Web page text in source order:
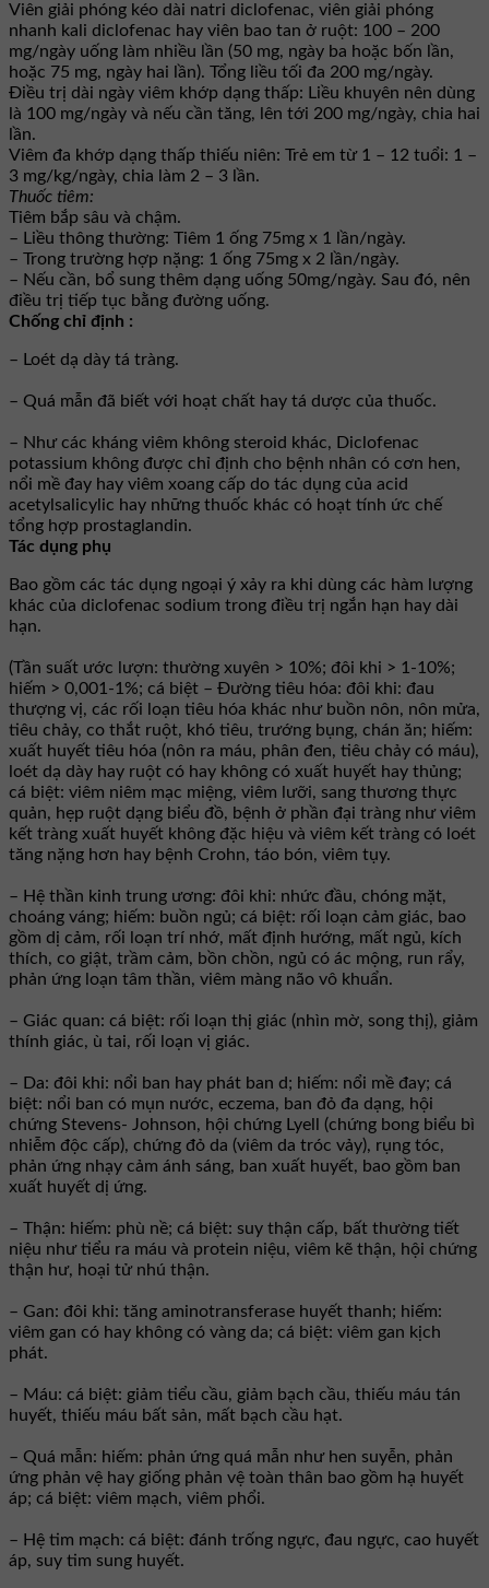
Viên giải phóng kéo dài natri diclofenac, viên giải phóng
nhanh kali diclofenac hay viên bao tan ở ruột: 100 – 200
mg/ngày uống làm nhiều lần (50 mg, ngày ba hoặc bốn lần,
hoặc 75 mg, ngày hai lần). Tổng liều tối đa 200 mg/ngày.
Ðiều trị dài ngày viêm khớp dạng thấp: Liều khuyên nên dùng
là 100 mg/ngày và nếu cần tăng, lên tới 200 mg/ngày, chia hai
lần.
Viêm đa khớp dạng thấp thiếu niên: Trẻ em từ 1 – 12 tuổi: 1 –
3 mg/kg/ngày, chia làm 2 – 3 lần.
Thuốc tiêm:
Tiêm bắp sâu và chậm.
– Liều thông thường: Tiêm 1 ống 75mg x 1 lần/ngày.
– Trong trường hợp nặng: 1 ống 75mg x 2 lần/ngày.
– Nếu cần, bổ sung thêm dạng uống 50mg/ngày. Sau đó, nên
điều trị tiếp tục bằng đường uống.
Chống chỉ định :
– Loét dạ dày tá tràng.
– Quá mẫn đã biết với hoạt chất hay tá dược của thuốc.
– Như các kháng viêm không steroid khác, Diclofenac
potassium không được chỉ định cho bệnh nhân có cơn hen,
nổi mề đay hay viêm xoang cấp do tác dụng của acid
acetylsalicylic hay những thuốc khác có hoạt tính ức chế
tổng hợp prostaglandin.
Tác dụng phụ
Bao gồm các tác dụng ngoại ý xảy ra khi dùng các hàm lượng
khác của diclofenac sodium trong điều trị ngắn hạn hay dài
hạn.
(Tần suất ước lượn: thường xuyên > 10%; đôi khi > 1-10%;
hiếm > 0,001-1%; cá biệt – Ðường tiêu hóa: đôi khi: đau
thượng vị, các rối loạn tiêu hóa khác như buồn nôn, nôn mửa,
tiêu chảy, co thắt ruột, khó tiêu, trướng bụng, chán ăn; hiếm:
xuất huyết tiêu hóa (nôn ra máu, phân đen, tiêu chảy có máu),
loét dạ dày hay ruột có hay không có xuất huyết hay thủng;
cá biệt: viêm niêm mạc miệng, viêm lưỡi, sang thương thực
quản, hẹp ruột dạng biểu đồ, bệnh ở phần đại tràng như viêm
kết tràng xuất huyết không đặc hiệu và viêm kết tràng có loét
tăng nặng hơn hay bệnh Crohn, táo bón, viêm tụy.
– Hệ thần kinh trung ương: đôi khi: nhức đầu, chóng mặt,
choáng váng; hiếm: buồn ngủ; cá biệt: rối loạn cảm giác, bao
gồm dị cảm, rối loạn trí nhớ, mất định hướng, mất ngủ, kích
thích, co giật, trầm cảm, bồn chồn, ngủ có ác mộng, run rẩy,
phản ứng loạn tâm thần, viêm màng não vô khuẩn.
– Giác quan: cá biệt: rối loạn thị giác (nhìn mờ, song thị), giảm
thính giác, ù tai, rối loạn vị giác.
– Da: đôi khi: nổi ban hay phát ban d; hiếm: nổi mề đay; cá
biệt: nổi ban có mụn nước, eczema, ban đỏ đa dạng, hội
chứng Stevens- Johnson, hội chứng Lyell (chứng bong biểu bì
nhiễm độc cấp), chứng đỏ da (viêm da tróc vảy), rụng tóc,
phản ứng nhạy cảm ánh sáng, ban xuất huyết, bao gồm ban
xuất huyết dị ứng.
– Thận: hiếm: phù nề; cá biệt: suy thận cấp, bất thường tiết
niệu như tiểu ra máu và protein niệu, viêm kẽ thận, hội chứng
thận hư, hoại tử nhú thận.
– Gan: đôi khi: tăng aminotransferase huyết thanh; hiếm:
viêm gan có hay không có vàng da; cá biệt: viêm gan kịch
phát.
– Máu: cá biệt: giảm tiểu cầu, giảm bạch cầu, thiếu máu tán
huyết, thiếu máu bất sản, mất bạch cầu hạt.
– Quá mẫn: hiếm: phản ứng quá mẫn như hen suyễn, phản
ứng phản vệ hay giống phản vệ toàn thân bao gồm hạ huyết
áp; cá biệt: viêm mạch, viêm phổi.
– Hệ tim mạch: cá biệt: đánh trống ngực, đau ngực, cao huyết
áp, suy tim sung huyết.